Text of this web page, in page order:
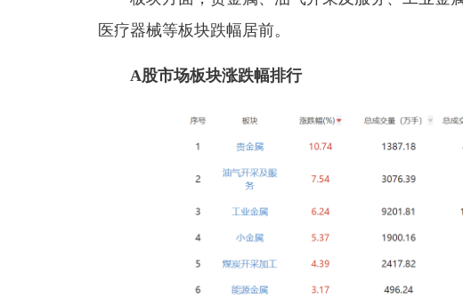
医疗器械等板块跌幅居前。
A股市场板块涨跌幅排行